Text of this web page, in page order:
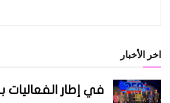
اخر الأخبار
في إطار الفعاليات